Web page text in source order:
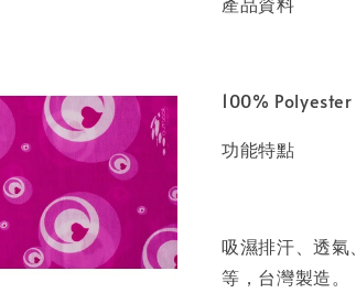
100% Polyester
功能特點
吸濕排汗、透
等，台灣製造。